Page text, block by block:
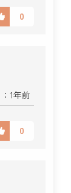
0
1年前
0